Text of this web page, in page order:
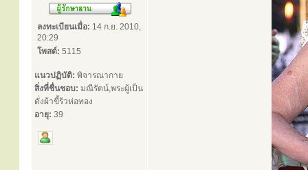
ลงทะเบียนเมื่อ: 14 ก.ย. 2010,
20:29
โพสต์: 5115
แนวปฏิบัติ: พิจารณากาย
สิ่งที่ชื่นชอบ: มณีรัตน์,พระผู้เป็น
ดั่งผ้าขี้ร้วห่อทอง
อายุ: 39